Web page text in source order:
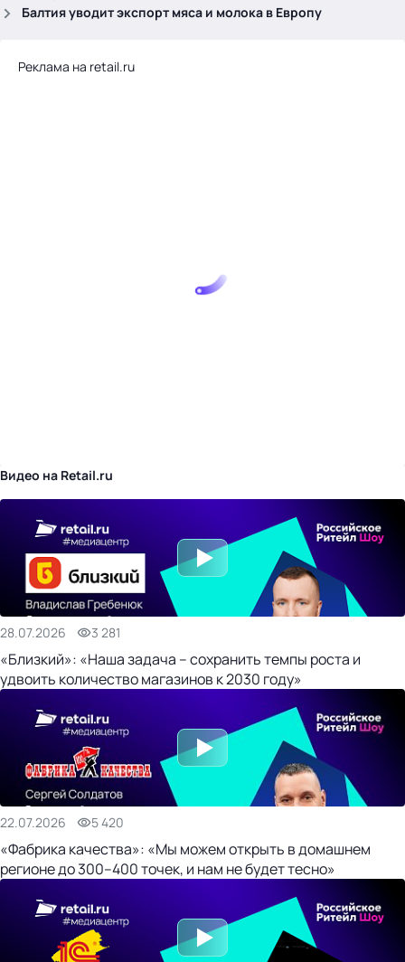
Балтия уводит экспорт мяса и молока в Европу
Реклама на retail.ru
Видео на Retail.ru
28.07.2026 3 281
«Близкий»: «Наша задача – сохранить темпы роста и
удвоить количество магазинов к 2030 году»
22.07.2026 5 420
«Фабрика качества»: «Мы можем открыть в домашнем
регионе до 300–400 точек, и нам не будет тесно»